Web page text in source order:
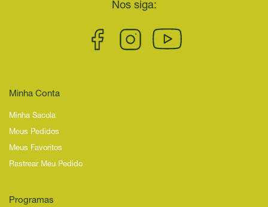
Nos siga:
Minha Conta
Minha Sacola
Meus Pedidos
Meus Favoritos
Rastrear Meu Pedido
Programas